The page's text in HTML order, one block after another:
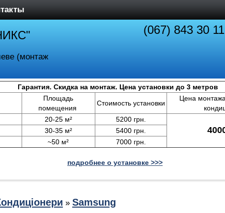
(монтаж
(067) 843 30
Гарантия. Скидка на монтаж. Цена установки до 3 метров
Площадь
помещения
Стоимость установки
Цена
20-25 м² 5200 грн.
30-35 м²
5400 грн.
~50 м² 7000 грн.
подробнее о установке >>>
» Samsung